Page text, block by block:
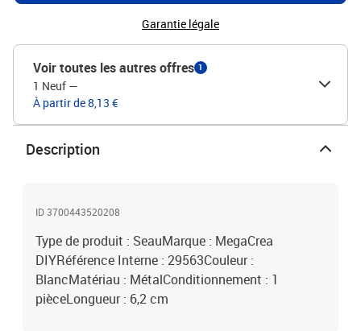
Garantie légale
Voir toutes les autres offres 1
1 Neuf —
À partir de 8,13 €
Description
ID 3700443520208
Type de produit : SeauMarque : MegaCrea
DIYRéférence Interne : 29563Couleur :
BlancMatériau : MétalConditionnement : 1
pièceLongueur : 6,2 cm